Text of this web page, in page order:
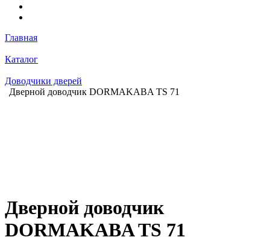
Главная
Каталог
Доводчики дверей
Дверной доводчик DORMAKABA TS 71
Дверной доводчик
DORMAKABA TS 71